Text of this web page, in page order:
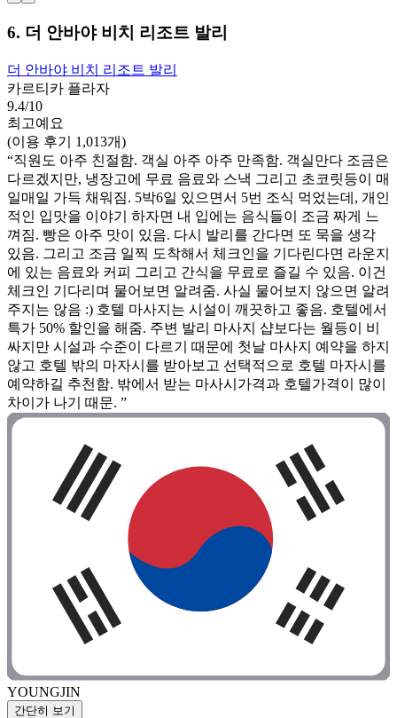
6. 더 안바야 비치 리조트 발리
더 안바야 비치 리조트 발리
카르티카 플라자
9.4/10
최고예요
(이용 후기 1,013개)
“직원도 아주 친절함. 객실 아주 아주 만족함. 객실만다 조금은
다르겠지만, 냉장고에 무료 음료와 스낵 그리고 초코릿등이 매
일매일 가득 채워짐. 5박6일 있으면서 5번 조식 먹었는데, 개인
적인 입맛을 이야기 하자면 내 입에는 음식들이 조금 짜게 느
껴짐. 빵은 아주 맛이 있음. 다시 발리를 간다면 또 묵을 생각
있음. 그리고 조금 일찍 도착해서 체크인을 기다린다면 라운지
에 있는 음료와 커피 그리고 간식을 무료로 즐길 수 있음. 이건
체크인 기다리며 물어보면 알려줌. 사실 물어보지 않으면 알려
주지는 않음 :) 호텔 마사지는 시설이 깨끗하고 좋음. 호텔에서
특가 50% 할인을 해줌. 주변 발리 마사지 샵보다는 월등이 비
싸지만 시설과 수준이 다르기 때문에 첫날 마사지 예약을 하지
않고 호텔 밖의 마자시를 받아보고 선택적으로 호텔 마자시를
예약하길 추천함. 밖에서 받는 마사시가격과 호텔가격이 많이
차이가 나기 때문. ”
YOUNGJIN
간단히 보기